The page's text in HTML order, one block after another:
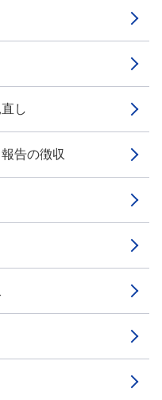
し
告の徴収